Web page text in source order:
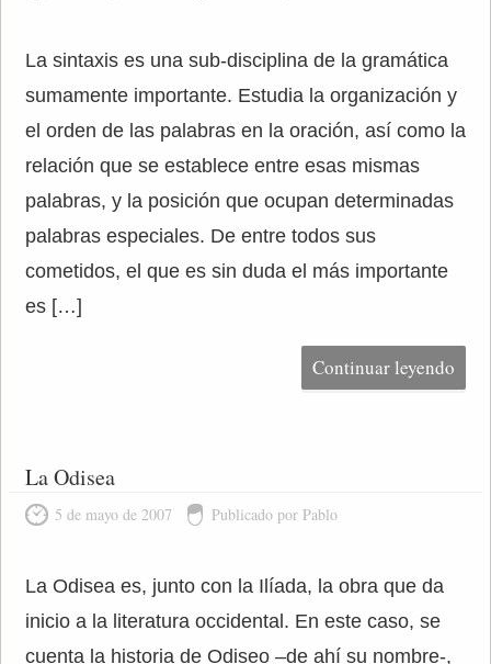
La sintaxis es una sub-disciplina de la gramática
sumamente importante. Estudia la organización y
el orden de las palabras en la oración, así como la
relación que se establece entre esas mismas
palabras, y la posición que ocupan determinadas
palabras especiales. De entre todos sus
cometidos, el que es sin duda el más importante
es […]
Continuar leyendo
La Odisea
5 de mayo de 2007 Publicado por Pablo
La Odisea es, junto con la Ilíada, la obra que da
inicio a la literatura occidental. En este caso, se
cuenta la historia de Odiseo –de ahí su nombre-,